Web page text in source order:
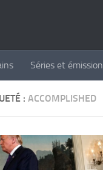
Séries et
: ACCOMPLISHED